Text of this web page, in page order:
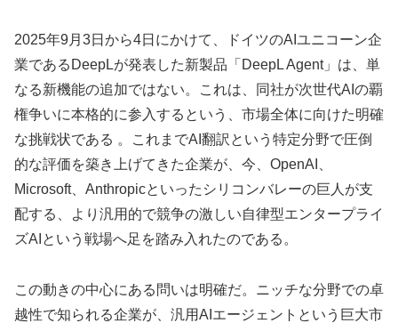
2025年9月3日から4日にかけて、ドイツのAIユニコーン企
業であるDeepLが発表した新製品「DeepL Agent」は、単
なる新機能の追加ではない。これは、同社が次世代AIの覇
権争いに本格的に参入するという、市場全体に向けた明確
な挑戦状である 。これまでAI翻訳という特定分野で圧倒
的な評価を築き上げてきた企業が、今、OpenAI、
Microsoft、Anthropicといったシリコンバレーの巨人が支
配する、より汎用的で競争の激しい自律型エンタープライ
ズAIという戦場へ足を踏み入れたのである。
この動きの中心にある問いは明確だ。ニッチな分野での卓
越性で知られる企業が、汎用AIエージェントという巨大市